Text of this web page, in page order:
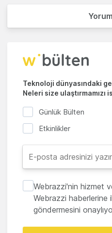
Teknoloji dünyasındaki
Neleri size ulaştırmamızı
Günlük Bülten
Etkinlikler
Webrazzi'nin hizmet
Webrazzi haberlerine
göndermesini